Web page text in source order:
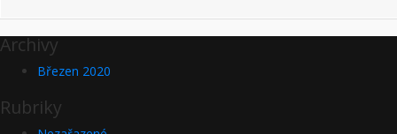
Archivy
Březen 2020
Rubriky